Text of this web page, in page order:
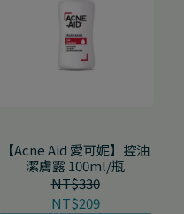
【Acne Aid 愛可妮】控油
潔膚露 100ml/瓶
NT$209
NT$330